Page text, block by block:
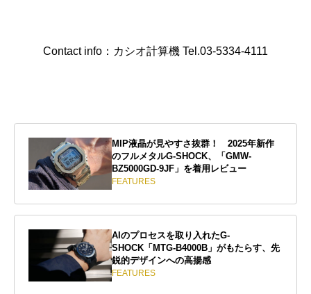
Contact info：カシオ計算機 Tel.03-5334-4111
MIP液晶が見やすさ抜群！ 2025年新作
のフルメタルG-SHOCK、「GMW-
BZ5000GD-9JF」を着用レビュー
FEATURES
AIのプロセスを取り入れたG-
SHOCK「MTG-B4000B」がもたらす、先
鋭的デザインへの高揚感
FEATURES